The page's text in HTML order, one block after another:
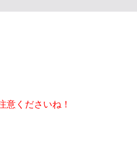
くださいね！